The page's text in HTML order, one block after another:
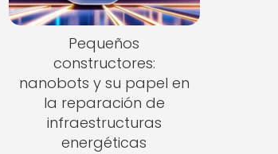
Pequeños
constructores:
nanobots y su papel en
la reparación de
infraestructuras
energéticas